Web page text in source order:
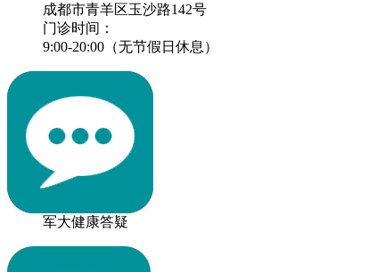
成都市青羊区玉沙路142号
门诊时间：
9:00-20:00（无节假日休息）
军大健康答疑